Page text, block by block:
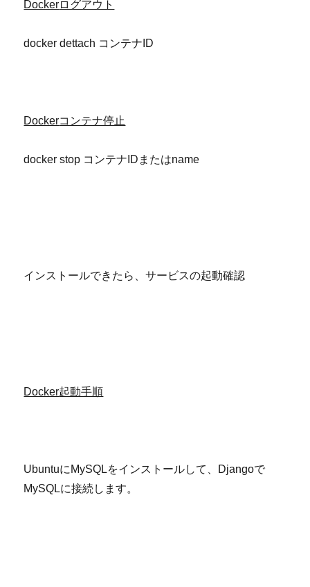
Dockerログアウト
docker dettach コンテナID
Dockerコンテナ停止
docker stop コンテナIDまたはname
インストールできたら、サービスの起動確認
Docker起動手順
UbuntuにMySQLをインストールして、Djangoで
MySQLに接続します。